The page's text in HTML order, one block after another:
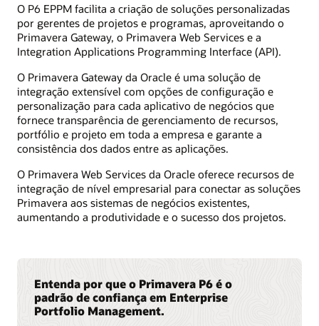
O P6 EPPM facilita a criação de soluções personalizadas
por gerentes de projetos e programas, aproveitando o
Primavera Gateway, o Primavera Web Services e a
Integration Applications Programming Interface (API).
O Primavera Gateway da Oracle é uma solução de
integração extensível com opções de configuração e
personalização para cada aplicativo de negócios que
fornece transparência de gerenciamento de recursos,
portfólio e projeto em toda a empresa e garante a
consistência dos dados entre as aplicações.
O Primavera Web Services da Oracle oferece recursos de
integração de nível empresarial para conectar as soluções
Primavera aos sistemas de negócios existentes,
aumentando a produtividade e o sucesso dos projetos.
Entenda por que o Primavera P6 é o
padrão de confiança em Enterprise
Portfolio Management.